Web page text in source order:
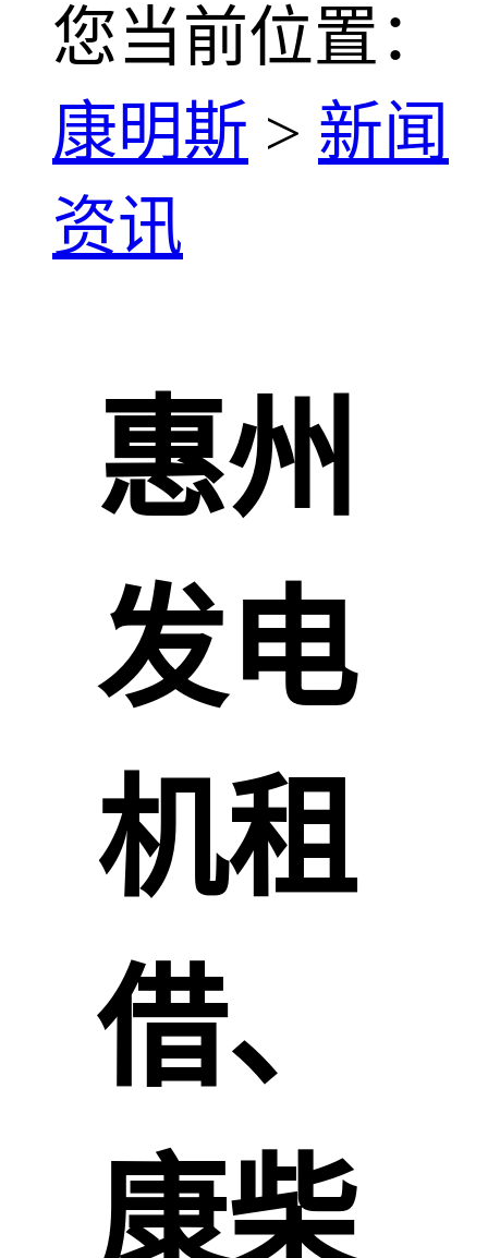
您当前位置：
康明斯 > 新闻
资讯
惠州
发电
机租
借、
康柴